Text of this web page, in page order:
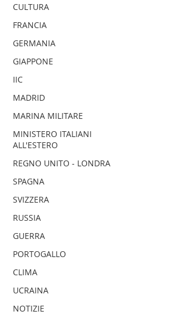
CULTURA
FRANCIA
GERMANIA
GIAPPONE
IIC
MADRID
MARINA MILITARE
MINISTERO ITALIANI
ALL'ESTERO
REGNO UNITO - LONDRA
SPAGNA
SVIZZERA
RUSSIA
GUERRA
PORTOGALLO
CLIMA
UCRAINA
NOTIZIE